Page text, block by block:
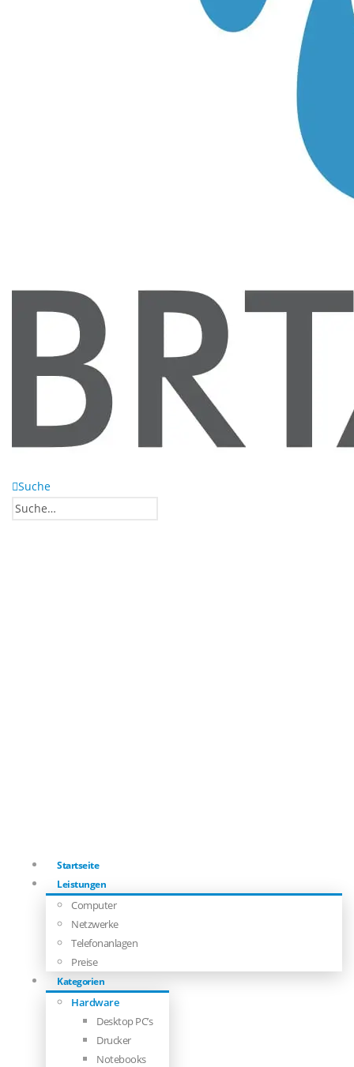
Suche
Startseite
Leistungen
Computer
Netzwerke
Telefonanlagen
Preise
Kategorien
Hardware
Desktop PC’s
Drucker
Notebooks